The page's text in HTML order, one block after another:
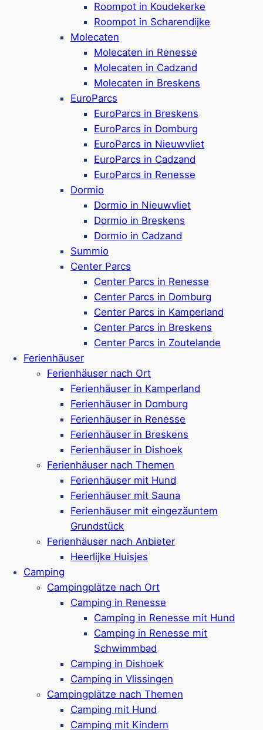
Roompot in Koudekerke
Roompot in Scharendijke
Molecaten
Molecaten in Renesse
Molecaten in Cadzand
Molecaten in Breskens
EuroParcs
EuroParcs in Breskens
EuroParcs in Domburg
EuroParcs in Nieuwvliet
EuroParcs in Cadzand
EuroParcs in Renesse
Dormio
Dormio in Nieuwvliet
Dormio in Breskens
Dormio in Cadzand
Summio
Center Parcs
Center Parcs in Renesse
Center Parcs in Domburg
Center Parcs in Kamperland
Center Parcs in Breskens
Center Parcs in Zoutelande
Ferienhäuser
Ferienhäuser nach Ort
Ferienhäuser in Kamperland
Ferienhäuser in Domburg
Ferienhäuser in Renesse
Ferienhäuser in Breskens
Ferienhäuser in Dishoek
Ferienhäuser nach Themen
Ferienhäuser mit Hund
Ferienhäuser mit Sauna
Ferienhäuser mit eingezäuntem
Grundstück
Ferienhäuser nach Anbieter
Heerlijke Huisjes
Camping
Campingplätze nach Ort
Camping in Renesse
Camping in Renesse mit Hund
Camping in Renesse mit
Schwimmbad
Camping in Dishoek
Camping in Vlissingen
Campingplätze nach Themen
Camping mit Hund
Camping mit Kindern
Ferienresidenz in Domburg,
nur 5,5 km von
Oostkapelle entfernt
Gute zentrale Lage in Domburg
Ferienwohnungen für 2 bis 6 Personen
Optional mit Sauna oder Dachterrasse
ausgestattet
Wohnungen sind vollausgestattet mit
Küche & Badezimmer
In einigen Ferienwohnungen sind Hunde
erlaubt (bis zu 2 Hunde)
Freier Zugang zum Badeparadies „De Parel“
im Ferienpark
Freibad, Hallenbad und Wellness-Anlagen
im Badeparadies
Ca. 200 Meter bis zum Strand
Google Rezensionen:
Rezensionen)
Mehr ansehen*
Roompot Hof Domburg
Ferienpark in Domburg,nur 5 km von
Oostkapelle entfernt
Ferienunterkünfte & Campingplätze 2-10
Personen
Hunde in einigen Ferienhäusern erlaubt (bis
zu 2 Hunde pro Unterkunft)
Barrierefreie Unterkünfte sind auch
vorhanden
Schwimmparadies „De Parel“
& Hallenbad
Wellnessbereich mit Sauna, Dampfbad und
mehr
Spiel- & Sportplätze, Bowling & Minigolf
Für Kinder: Spielplatz & Kidsclub und vieles
mehr
Ca. 1 km bis zum Strand
Google Rezensionen:4,0/5 Sterne(3200+
Bewertungen)
Mehr ansehen*
Buitenhof Domburg